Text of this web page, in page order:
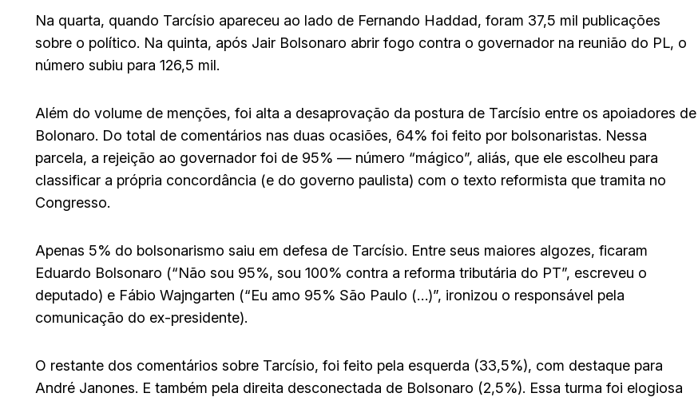
Na quarta, quando Tarcísio apareceu ao lado de Fernando Haddad, foram 37,5 mil publicações
sobre o político. Na quinta, após Jair Bolsonaro abrir fogo contra o governador na reunião do PL, o
número subiu para 126,5 mil.
Além do volume de menções, foi alta a desaprovação da postura de Tarcísio entre os apoiadores de
Bolonaro. Do total de comentários nas duas ocasiões, 64% foi feito por bolsonaristas. Nessa
parcela, a rejeição ao governador foi de 95% — número “mágico”, aliás, que ele escolheu para
classificar a própria concordância (e do governo paulista) com o texto reformista que tramita no
Congresso.
Apenas 5% do bolsonarismo saiu em defesa de Tarcísio. Entre seus maiores algozes, ficaram
Eduardo Bolsonaro (“Não sou 95%, sou 100% contra a reforma tributária do PT”, escreveu o
deputado) e Fábio Wajngarten (“Eu amo 95% São Paulo (…)”, ironizou o responsável pela
comunicação do ex-presidente).
O restante dos comentários sobre Tarcísio, foi feito pela esquerda (33,5%), com destaque para
André Janones. E também pela direita desconectada de Bolsonaro (2,5%). Essa turma foi elogiosa